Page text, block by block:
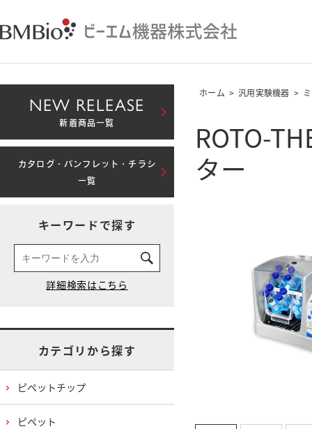
ホーム > 汎用実験機器 >
ROTO-
ター
NEW RELEASE
新着商品一覧
カタログ・パンフレット・チラシ
一覧
キーワードで探す
カテゴリから探す
ピペットチップ
ピペット